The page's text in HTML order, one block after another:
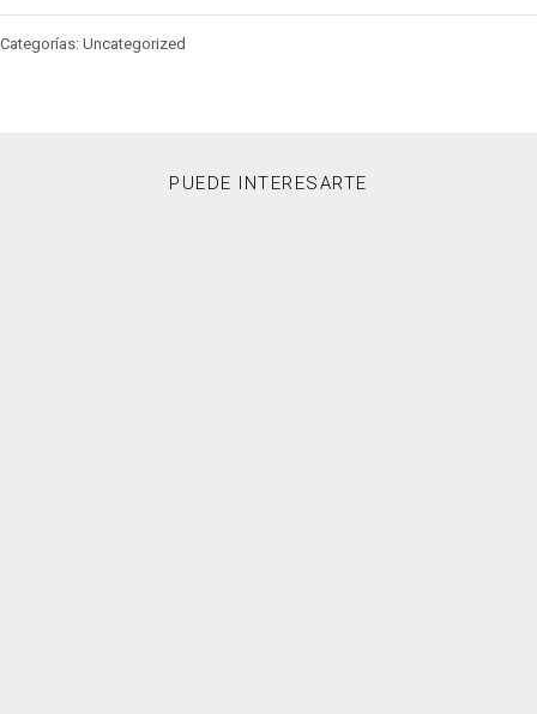
Categorías: Uncategorized
PUEDE INTERESARTE